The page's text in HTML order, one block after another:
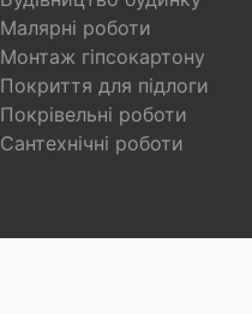
Малярні роботи
Монтаж гіпсокартону
Покриття для підлоги
Покрівельні роботи
Сантехнічні роботи